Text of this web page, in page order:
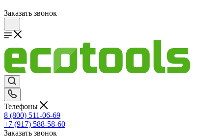
Заказать звонок
Телефоны
8 (800) 511-06-69
+7 (917) 588-58-60
Заказать звонок